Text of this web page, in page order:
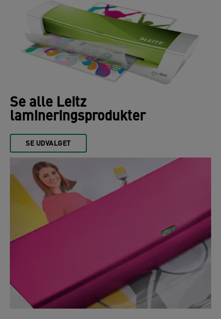
Se alle Leitz
lamineringsprodukter
SE UDVALGET